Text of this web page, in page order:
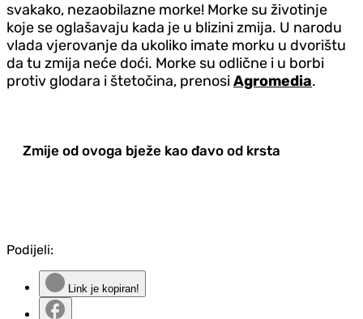
svakako, nezaobilazne morke! Morke su životinje
koje se oglašavaju kada je u blizini zmija. U narodu
vlada vjerovanje da ukoliko imate morku u dvorištu
da tu zmija neće doći. Morke su odlične i u borbi
protiv glodara i štetočina, prenosiAgromedia.
Zmije od ovoga bježe kao đavo od krsta
Podijeli:
Link je kopiran!